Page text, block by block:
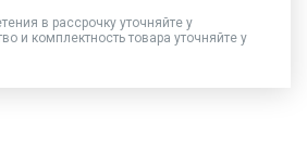
в рассрочку уточняйте у
и комплектность товара уточняйте у